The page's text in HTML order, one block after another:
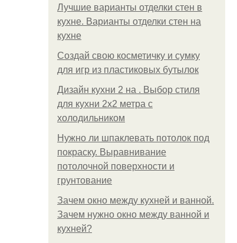
Лучшие варианты отделки стен в
кухне. Варианты отделки стен на
кухне
Создай свою косметичку и сумку
для игр из пластиковых бутылок
Дизайн кухни 2 на . Выбор стиля
для кухни 2х2 метра с
холодильником
Нужно ли шпаклевать потолок под
покраску. Выравнивание
потолочной поверхности и
грунтование
Зачем окно между кухней и ванной.
Зачем нужно окно между ванной и
кухней?